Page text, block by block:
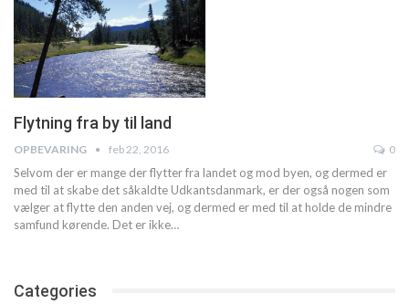
Flytning fra by til land
OPBEVARING feb 22, 2016 0
Selvom der er mange der flytter fra landet og mod byen, og dermed er
med til at skabe det såkaldte Udkantsdanmark, er der også nogen som
vælger at flytte den anden vej, og dermed er med til at holde de mindre
samfund kørende. Det er ikke…
Categories